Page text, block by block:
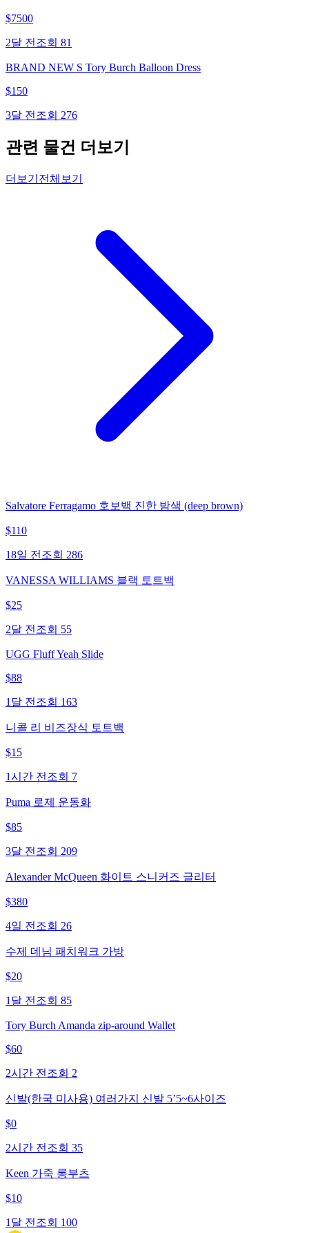
$7500
2달 전 조회 81
BRAND NEW S Tory Burch Balloon Dress
$150
3달 전 조회 276
관련 물건 더보기
더보기 전체보기
Salvatore Ferragamo 호보백 진한 밤색 (deep brown)
$110
18일 전 조회 286
VANESSA WILLIAMS 블랙 토트백
$25
2달 전 조회 55
UGG Fluff Yeah Slide
$88
1달 전 조회 163
니콜 리 비즈장식 토트백
$15
1시간 전 조회 7
Puma 로제 운동화
$85
3달 전 조회 209
Alexander McQueen 화이트 스니커즈 글리터
$380
4일 전 조회 26
수제 데님 패치워크 가방
$20
1달 전 조회 85
Tory Burch Amanda zip-around Wallet
$60
2시간 전 조회 2
신발(한국 미사용) 여러가지 신발 5’5~6사이즈
$0
2시간 전 조회 35
Keen 가죽 롱부츠
$10
1달 전 조회 100